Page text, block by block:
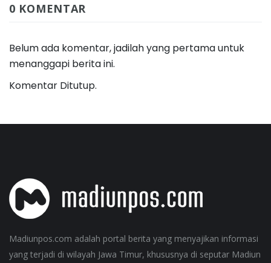
0 KOMENTAR
Belum ada komentar, jadilah yang pertama untuk
menanggapi berita ini.
Komentar Ditutup.
Madiunpos.com adalah portal berita yang menyajikan informasi
yang terjadi di wilayah Jawa Timur, khususnya di seputar Madiun